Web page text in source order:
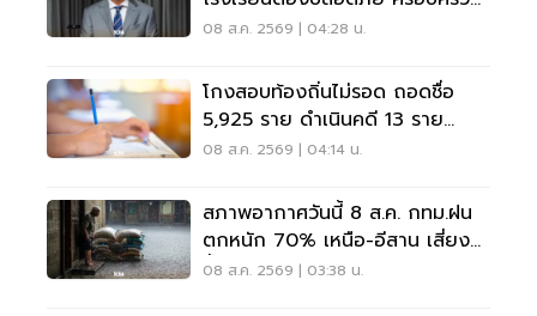
ต้องรับฟัง
08 ส.ค. 2569 | 04:28 น.
โกงสอบท้องถิ่นไม่รอด ถอดชื่อ
5,925 ราย ดำเนินคดี 13 ราย
ปปง.ไล่เส้นการเงิน
08 ส.ค. 2569 | 04:14 น.
สภาพอากาศวันนี้ 8 ส.ค. กทม.ฝน
ตกหนัก 70% เหนือ-อีสาน เสี่ยง
น้ำท่วมฉับพลัน
08 ส.ค. 2569 | 03:38 น.